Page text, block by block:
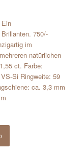
750/-
im
natürlichen
ct. Farbe:
Si Ringweite: 59
ca. 3,3 mm